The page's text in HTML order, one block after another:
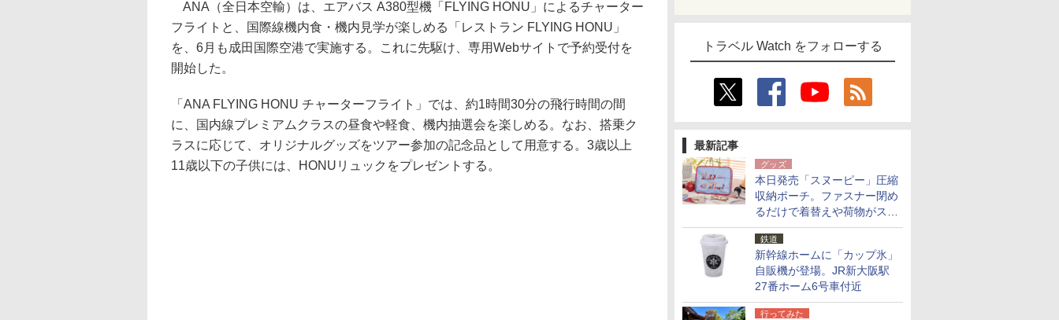
トラベル Watch をフォローする
最新記事
グッズ
本日発売「スヌーピー」圧縮
収納ポーチ。ファスナー閉め
るだけで着替えや荷物がスリ
ムにまとまる
鉄道
新幹線ホームに「カップ氷」
自販機が登場。JR新大阪駅
27番ホーム6号車付近
行ってみた
ANA（全日本空輸）は、エアバス A380型機「FLYING HONU」によるチャーター
フライトと、国際線機内食・機内見学が楽しめる「レストラン FLYING HONU」
を、6月も成田国際空港で実施する。これに先駆け、専用Webサイトで予約受付を
開始した。
「ANA FLYING HONU チャーターフライト」では、約1時間30分の飛行時間の間
に、国内線プレミアムクラスの昼食や軽食、機内抽選会を楽しめる。なお、搭乗ク
ラスに応じて、オリジナルグッズをツアー参加の記念品として用意する。3歳以上
11歳以下の子供には、HONUリュックをプレゼントする。